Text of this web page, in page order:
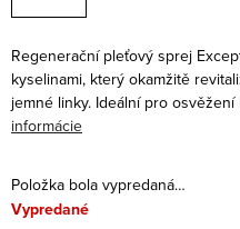
Regenerační pleťový sprej
kyselinami, který okamžitě
jemné linky. Ideální pro
informácie
Položka bola vypredaná…
Vypredané